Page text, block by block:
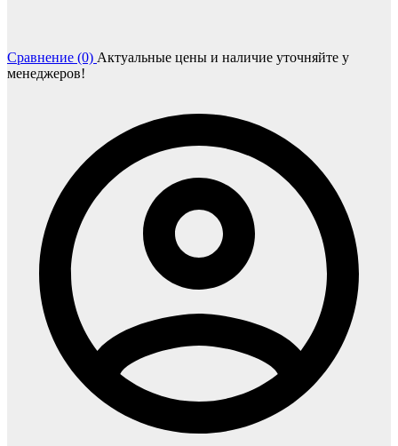
Сравнение (0) Актуальные цены и наличие уточняйте у
менеджеров!